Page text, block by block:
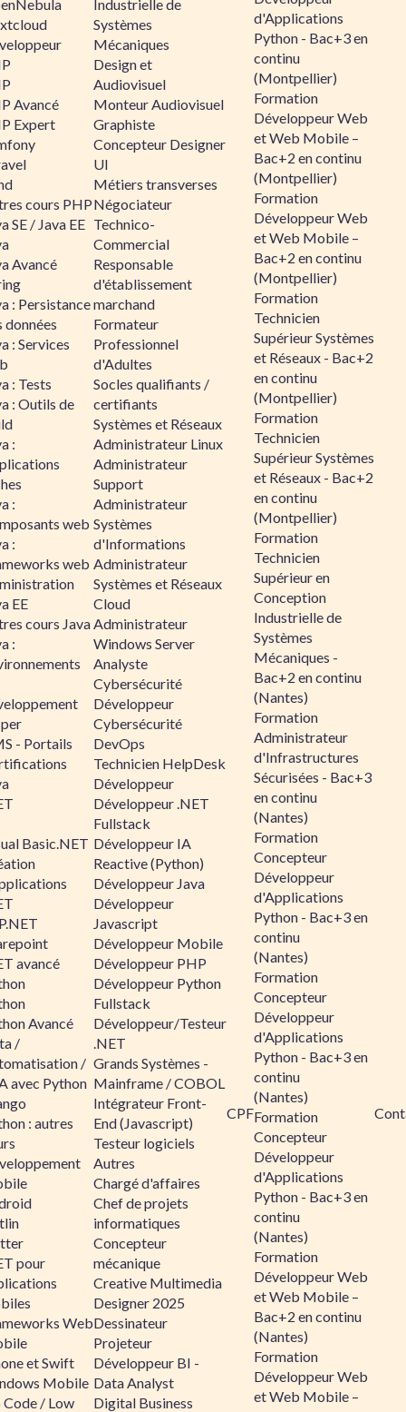
Avancé
Expert
cours PHP
SE / Java EE
Avancé
: Persistance
données
: Services
: Tests
: Outils de
:
:
web
:
web
EE
cours Java
:
- Portails
Basic.NET
avancé
Avancé
/
/
avec Python
: autres
pour
Web
et Swift
Mobile
/ Low
Industrielle de
Systèmes
Mécaniques
Design et
Audiovisuel
Monteur Audiovisuel
Graphiste
Concepteur Designer
UI
Métiers transverses
Négociateur
Technico-
Commercial
Responsable
d'établissement
marchand
Formateur
Professionnel
d'Adultes
Socles qualifiants /
certifiants
Systèmes et Réseaux
Administrateur Linux
Administrateur
Support
Administrateur
Systèmes
d'Informations
Administrateur
Systèmes et Réseaux
Cloud
Administrateur
Windows Server
Analyste
Cybersécurité
Développeur
Cybersécurité
DevOps
Technicien HelpDesk
Développeur
Développeur .NET
Fullstack
Développeur IA
Reactive (Python)
Développeur Java
Développeur
Javascript
Développeur Mobile
Développeur PHP
Développeur Python
Fullstack
Développeur/Testeur
.NET
Grands Systèmes -
Mainframe / COBOL
Intégrateur Front-
End (Javascript)
Testeur logiciels
Autres
Chargé d'affaires
Chef de projets
informatiques
Concepteur
mécanique
Creative Multimedia
Designer 2025
Dessinateur
Projeteur
Développeur BI -
Data Analyst
Digital Business
CPF
d'Applications
Python - Bac+3 en
continu
(Montpellier)
Formation
Développeur Web
et Web Mobile –
Bac+2 en continu
(Montpellier)
Formation
Développeur Web
et Web Mobile –
Bac+2 en continu
(Montpellier)
Formation
Technicien
Supérieur Systèmes
et Réseaux - Bac+2
en continu
(Montpellier)
Formation
Technicien
Supérieur Systèmes
et Réseaux - Bac+2
en continu
(Montpellier)
Formation
Technicien
Supérieur en
Conception
Industrielle de
Systèmes
Mécaniques -
Bac+2 en continu
(Nantes)
Formation
Administrateur
d'Infrastructures
Sécurisées - Bac+3
en continu
(Nantes)
Formation
Concepteur
Développeur
d'Applications
Python - Bac+3 en
continu
(Nantes)
Formation
Concepteur
Développeur
d'Applications
Python - Bac+3 en
continu
(Nantes)
Formation
Concepteur
Développeur
d'Applications
Python - Bac+3 en
continu
(Nantes)
Formation
Développeur Web
et Web Mobile –
Bac+2 en continu
(Nantes)
Formation
Développeur Web
et Web Mobile –